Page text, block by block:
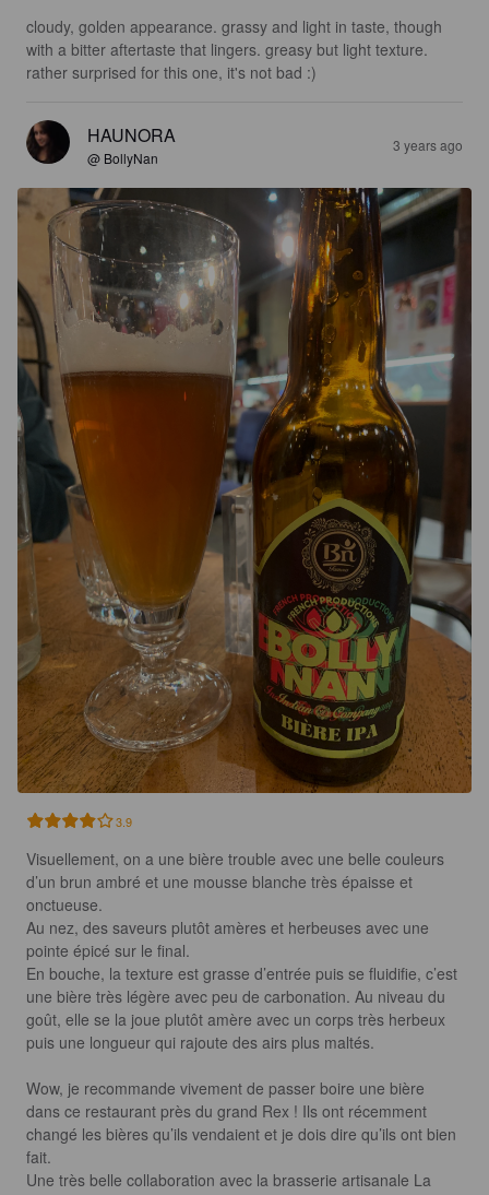
cloudy, golden appearance. grassy and light in taste, though
with a bitter aftertaste that lingers. greasy but light texture.
rather surprised for this one, it's not bad :)
HAUNORA
@ BollyNan
3 years ago
3.9
Visuellement, on a une bière trouble avec une belle couleurs
d’un brun ambré et une mousse blanche très épaisse et
onctueuse.
Au nez, des saveurs plutôt amères et herbeuses avec une
pointe épicé sur le final.
En bouche, la texture est grasse d’entrée puis se fluidifie, c’est
une bière très légère avec peu de carbonation. Au niveau du
goût, elle se la joue plutôt amère avec un corps très herbeux
puis une longueur qui rajoute des airs plus maltés.
Wow, je recommande vivement de passer boire une bière
dans ce restaurant près du grand Rex ! Ils ont récemment
changé les bières qu’ils vendaient et je dois dire qu’ils ont bien
fait.
Une très belle collaboration avec la brasserie artisanale La